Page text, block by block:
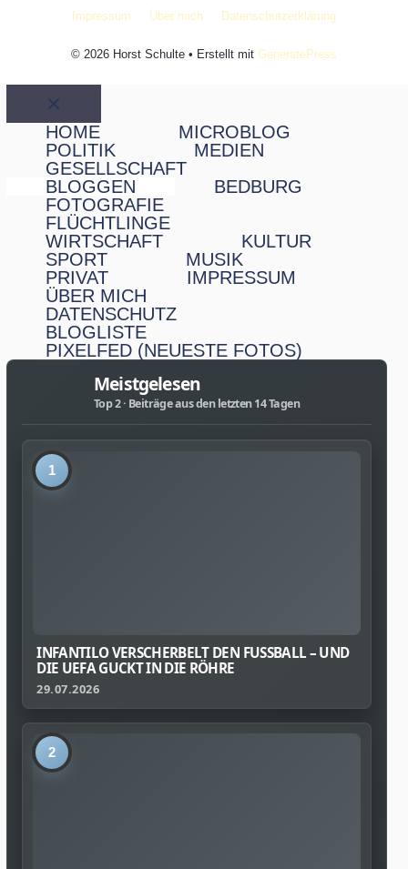
Impressum Über mich Datenschutzerklärung
© 2026 Horst Schulte • Erstellt mit GeneratePress
Schließen
HOME
MICROBLOG
POLITIK
MEDIEN
GESELLSCHAFT
BLOGGEN
BEDBURG
FOTOGRAFIE
FLÜCHTLINGE
WIRTSCHAFT
KULTUR
SPORT
MUSIK
PRIVAT
IMPRESSUM
ÜBER MICH
DATENSCHUTZ
BLOGLISTE
PIXELFED (NEUESTE FOTOS)
Meistgelesen
Top 2 · Beiträge aus den letzten 14 Tagen
1
INFANTILO VERSCHERBELT DEN FUSSBALL – UND D
IE UEFA GUCKT IN DIE RÖHRE
29.07.2026
2